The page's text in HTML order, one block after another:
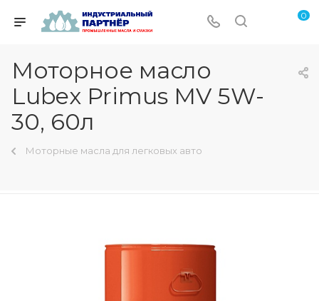
0
Моторное масло
Lubex Primus MV 5W-
30, 60л
Моторные масла для легковых авто